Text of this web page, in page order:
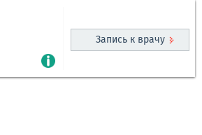
Запись к врачу